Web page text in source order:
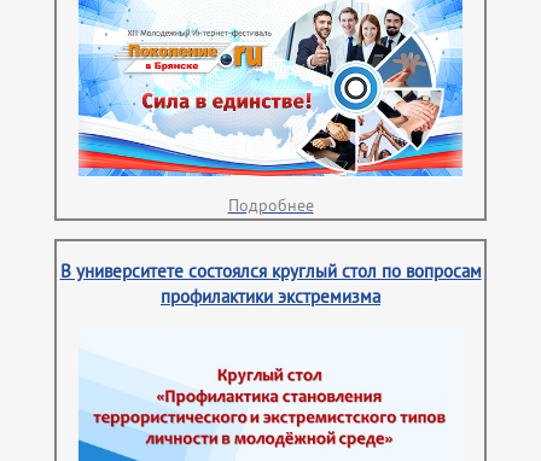
Подробнее
В университете состоялся круглый стол по вопросам
профилактики экстремизма